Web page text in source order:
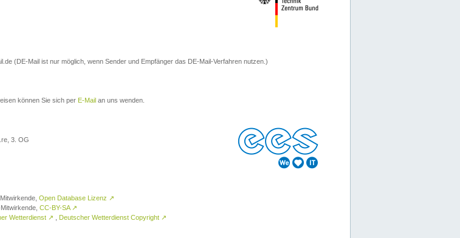
(DE-Mail ist nur möglich, wenn Sender und Empfänger das DE-Mail-Verfahren nutzen.)
können Sie sich per E-Mail an uns wenden.
3. OG
Open Database Lizenz ↗
CC-BY-SA ↗
Wetterdienst ↗ Deutscher Wetterdienst Copyright ↗